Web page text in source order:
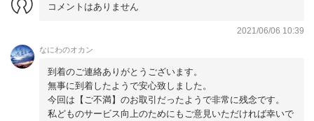
コメントはありません
2021/06/06 10:39
なにわのオカン
到着のご連絡ありがとうございます。
無事に到着したようで安心致しました。
今回は【ご不満】のお取引だったようで非常に残念です。
私どものサービス向上のためにもご意見いただければ幸いで